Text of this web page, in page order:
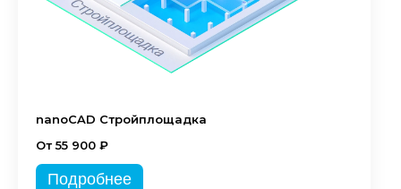
nanoCAD Стройплощадка
От 55 900 ₽
Подробнее